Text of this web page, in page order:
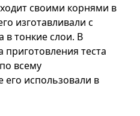
своими корнями в
изготавливали с
тонкие слои. В
приготовления теста
всему
использовали в